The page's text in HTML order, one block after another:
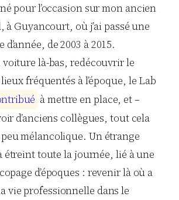
pour l’occasion sur mon ancien
à Guyancourt, où j’ai passé une
de 2003 à 2015.
là-bas, redécouvrir le
fréquentés à l’époque, le Lab
ntribué à mettre en place, et –
d’anciens collègues, tout cela
peu mélancolique. Un étrange
étreint toute la journée, lié à une
d’époques : revenir là où a
vie professionnelle dans le